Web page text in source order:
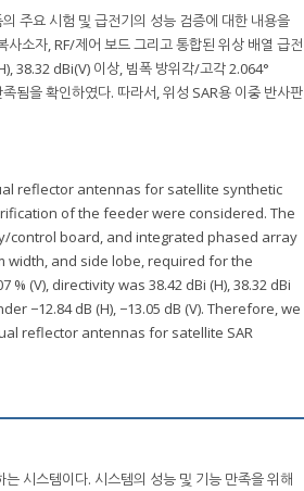
주요 시험 및 급전기의 성능 검증에 대한 내용을
소자, RF/제어 보드 그리고 통합된 위상 배열 급전
38.32 dBi(V) 이상, 빔폭 방위각/고각 2.064°
됨을 확인하였다. 따라서, 위성 SAR용 이중 반사판
reflector antennas for satellite synthetic
of the feeder were considered. The
board, and integrated phased array
width, and side lobe, required for the
(V), directivity was 38.42 dBi (H), 38.32 dBi
−12.84 dB (H), −13.05 dB (V). Therefore, we
reflector antennas for satellite SAR
시스템이다. 시스템의 성능 및 기능 만족을 위해